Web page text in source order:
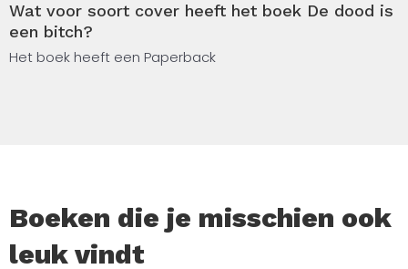
verwikkeld in een zenuwslopend kat-en-muisspel met de
Dood.
Wat voor soort cover heeft het boek De dood is
een bitch?
Het boek heeft een Paperback
Boeken die je misschien ook
leuk vindt